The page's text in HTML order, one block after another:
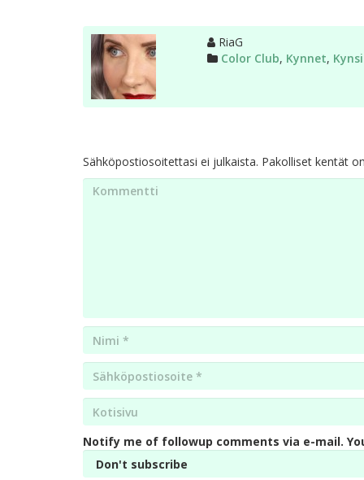
Kirjoittaja
RiaG
Kategoriat
Color Club, Kynnet,
Sähköpostiosoitettasi ei julkaista. Pakolliset kentät
Kommentti
Nimi
*
Email
*
Kotisivu
*
Notify me of followup comments via e-mail.